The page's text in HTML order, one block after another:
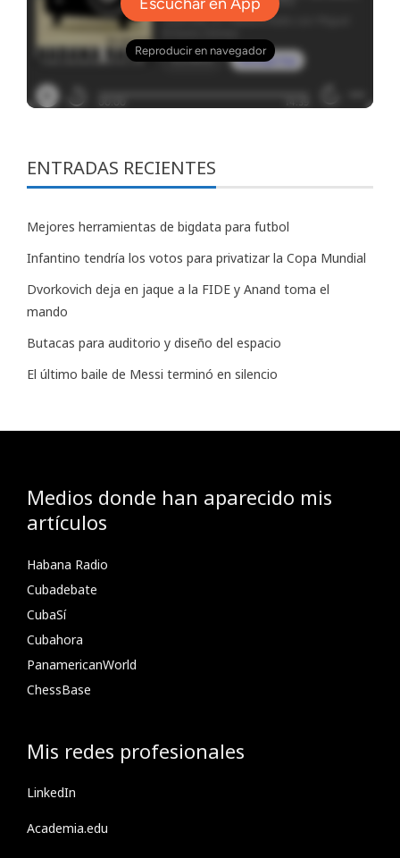
ENTRADAS RECIENTES
Mejores herramientas de bigdata para futbol
Infantino tendría los votos para privatizar la Copa Mundial
Dvorkovich deja en jaque a la FIDE y Anand toma el
mando
Butacas para auditorio y diseño del espacio
El último baile de Messi terminó en silencio
Medios donde han aparecido mis
artículos
Habana Radio
Cubadebate
CubaSí
Cubahora
PanamericanWorld
ChessBase
Mis redes profesionales
LinkedIn
Academia.edu